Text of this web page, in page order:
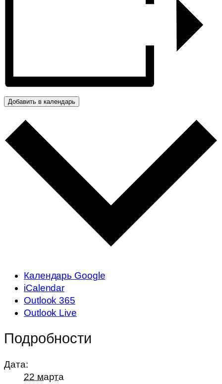
Добавить в календарь
Календарь Google
iCalendar
Outlook 365
Outlook Live
Подробности
Дата:
22 марта